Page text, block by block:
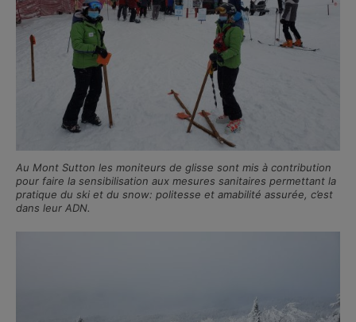
Au Mont Sutton les moniteurs de glisse sont mis à contribution
pour faire la sensibilisation aux mesures sanitaires permettant la
pratique du ski et du snow: politesse et amabilité assurée, c’est
dans leur ADN.